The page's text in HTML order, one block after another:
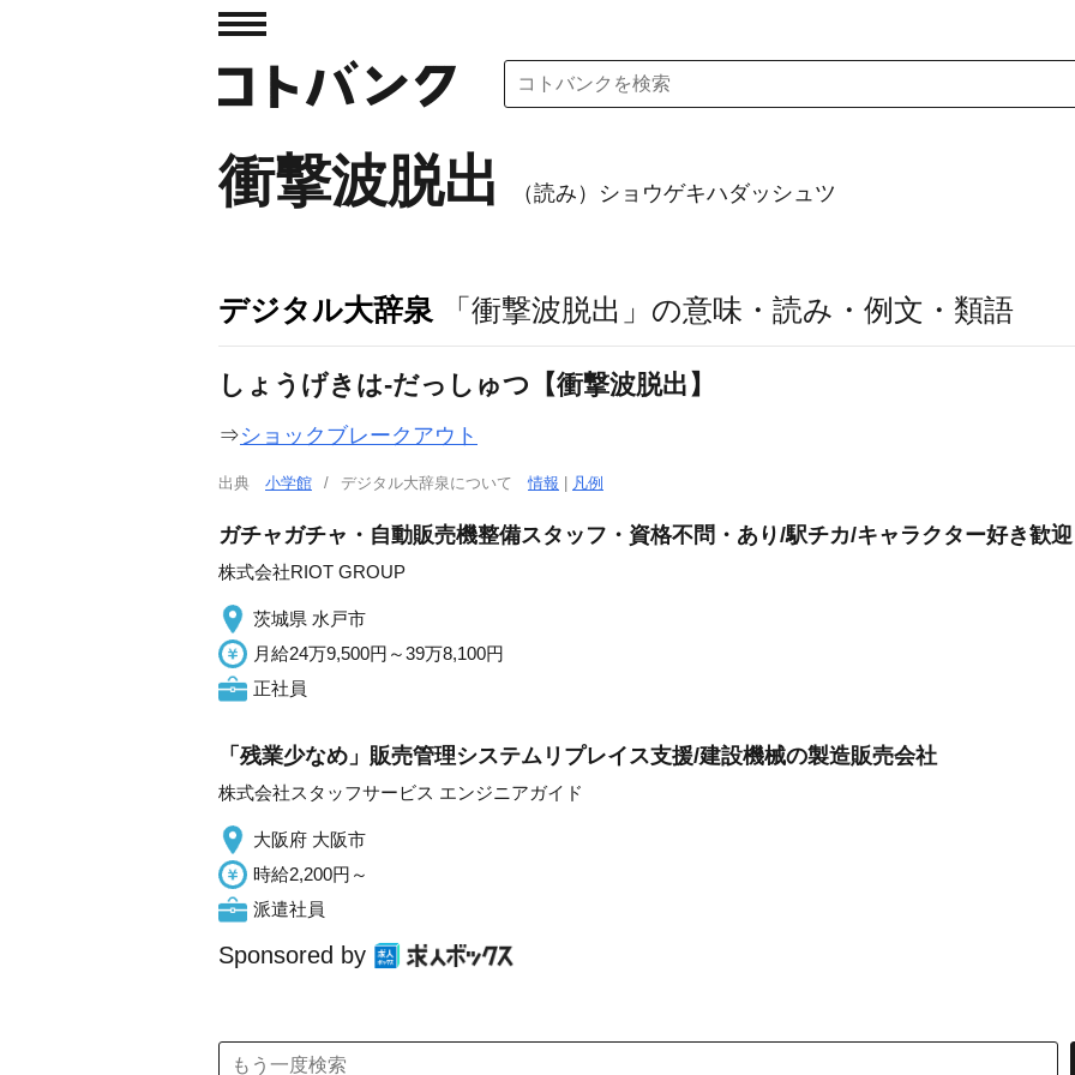
衝撃波脱出 （読み）ショウゲキハダッシュツ
デジタル大辞泉 「衝撃波脱出」の意味・読み・例文・類語
しょうげきは‐だっしゅつ【衝撃波脱出】
⇒ショックブレークアウト
出典 小学館 デジタル大辞泉について情報 凡例
ガチャガチャ・自動販売機整備スタッフ・資格不問・あり/駅チカ/キャラクター好き歓迎
株式会社RIOT GROUP
茨城県 水戸市
月給24万9,500円～39万8,100円
正社員
「残業少なめ」販売管理システムリプレイス支援/建設機械の製造販売会社
株式会社スタッフサービス エンジニアガイド
大阪府 大阪市
時給2,200円～
派遣社員
Sponsored by